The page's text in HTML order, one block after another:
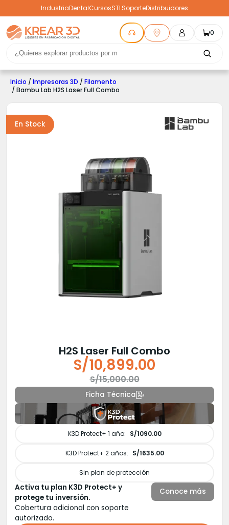
IndustriaDentalCursosSTLSoporteDistribuidores
0
Inicio / Impresoras 3D / Filamento
/ Bambu Lab H2S Laser Full Combo
En Stock
H2S Laser Full Combo
S/15,000.00
precio
original
era:
S/15,000.00.
S/10,899.00
precio
actual
es:
S/10,899.00.
Ficha Técnica
K3D Protect+ 1 año: S/1090.00
K3D Protect+ 2 años: S/1635.00
Sin plan de protección
Activa tu plan K3D Protect+ y
protege tu inversión.
Cobertura adicional con soporte
autorizado.
Conoce más